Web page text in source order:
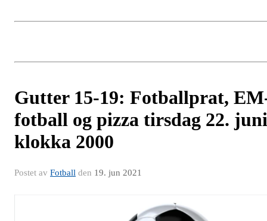
Gutter 15-19: Fotballprat,
fotball og pizza tirsdag 22. juni
klokka 2000
Postet av Fotball den 19. jun 2021